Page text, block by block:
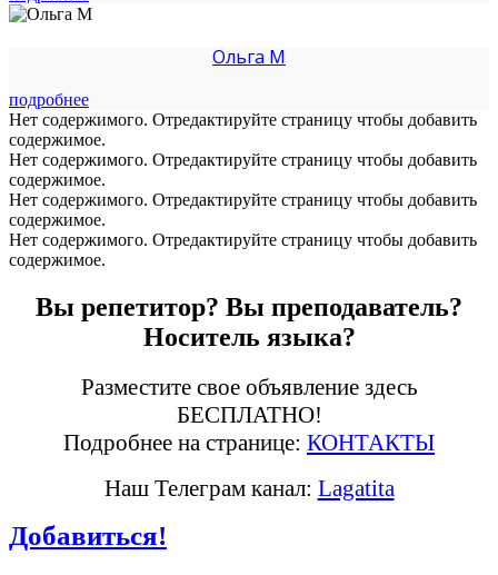
Ольга М
подробнее
Нет содержимого. Отредактируйте страницу чтобы добавить
содержимое.
Нет содержимого. Отредактируйте страницу чтобы добавить
содержимое.
Нет содержимого. Отредактируйте страницу чтобы добавить
содержимое.
Нет содержимого. Отредактируйте страницу чтобы добавить
содержимое.
Вы репетитор? Вы преподаватель?
Носитель языка?
Разместите свое объявление здесь
БЕСПЛАТНО!
Подробнее на странице: КОНТАКТЫ
Наш Телеграм канал: Lagatita
Добавиться!